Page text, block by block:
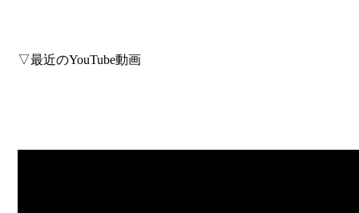
▽最近のYouTube動画